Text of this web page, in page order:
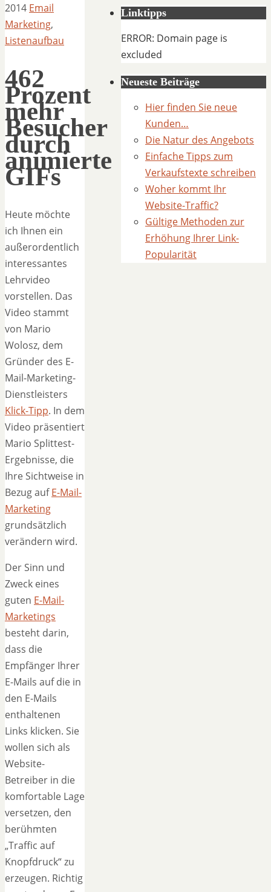
2014 Email
Marketing,
Listenaufbau
462
Prozent
mehr
Besucher
durch
animierte
GIFs
Heute möchte
ich Ihnen ein
außerordentlich
interessantes
Lehrvideo
vorstellen. Das
Video stammt
von Mario
Wolosz, dem
Gründer des E-
Mail-Marketing-
Dienstleisters
Klick-Tipp. In dem
Video präsentiert
Mario Splittest-
Ergebnisse, die
Ihre Sichtweise in
Bezug aufE-Mail-
Marketing
grundsätzlich
verändern wird.
Der Sinn und
Zweck eines
guten E-Mail-
Marketings
besteht darin,
dass die
Empfänger Ihrer
E-Mails auf die in
den E-Mails
enthaltenen
Links klicken. Sie
wollen sich als
Website-
Betreiber in die
komfortable Lage
versetzen, den
berühmten
„Traffic auf
Knopfdruck“ zu
erzeugen. Richtig
Linktipps
ERROR: Domain page is
excluded
Neueste Beiträge
Hier finden Sie neue
Kunden…
Die Natur des Angebots
Einfache Tipps zum
Verkaufstexte schreiben
Woher kommt Ihr
Website-Traffic?
Gültige Methoden zur
Erhöhung Ihrer Link-
Popularität